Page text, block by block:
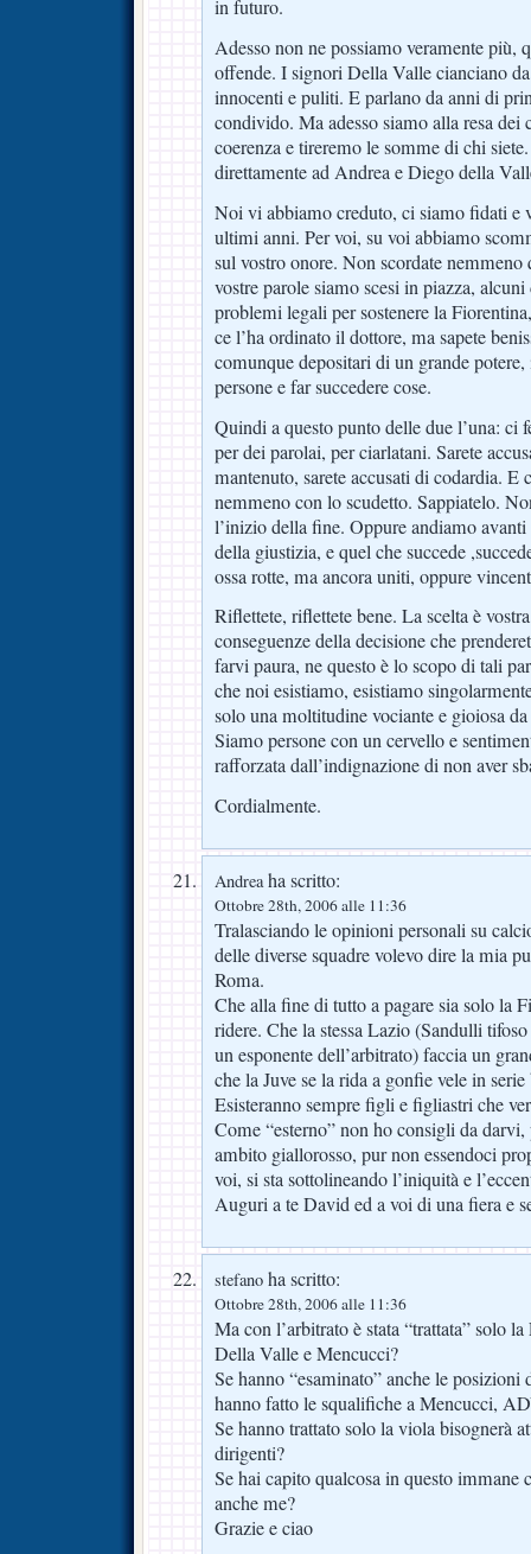
in futuro.
Adesso non ne possiamo veramente più,
offende. I signori Della Valle cianciano
innocenti e puliti. E parlano da anni di
condivido. Ma adesso siamo alla resa dei
coerenza e tireremo le somme di chi
direttamente ad Andrea e Diego della
Noi vi abbiamo creduto, ci siamo fidati e
ultimi anni. Per voi, su voi abbiamo
sul vostro onore. Non scordate nemmeno
vostre parole siamo scesi in piazza,
problemi legali per sostenere la
ce l’ha ordinato il dottore, ma sapete
comunque depositari di un grande
persone e far succedere cose.
Quindi a questo punto delle due l’una: ci
per dei parolai, per ciarlatani. Sarete
mantenuto, sarete accusati di codardia. E
nemmeno con lo scudetto. Sappiatelo.
l’inizio della fine. Oppure andiamo
della giustizia, e quel che succede
ossa rotte, ma ancora uniti, oppure
Riflettete, riflettete bene. La scelta è
conseguenze della decisione che
farvi paura, ne questo è lo scopo di tali
che noi esistiamo, esistiamo
solo una moltitudine vociante e gioiosa
Siamo persone con un cervello e
rafforzata dall’indignazione di non aver
Cordialmente.
Andreaha scritto:
Ottobre 28th, 2006 alle 11:36
Tralasciando le opinioni personali su
delle diverse squadre volevo dire la mia
Roma.
Che alla fine di tutto a pagare sia solo la
ridere. Che la stessa Lazio (Sandulli
un esponente dell’arbitrato) faccia un
che la Juve se la rida a gonfie vele in
Esisteranno sempre figli e figliastri che
Come “esterno” non ho consigli da
ambito giallorosso, pur non essendoci
voi, si sta sottolineando l’iniquità e
Auguri a te David ed a voi di una fiera e
stefano ha scritto:
Ottobre 28th, 2006 alle 11:36
Ma con l’arbitrato è stata “trattata” solo
Della Valle e Mencucci?
Se hanno “esaminato” anche le
hanno fatto le squalifiche a Mencucci,
Se hanno trattato solo la viola bisognerà
dirigenti?
Se hai capito qualcosa in questo immane
anche me?
Grazie e ciao